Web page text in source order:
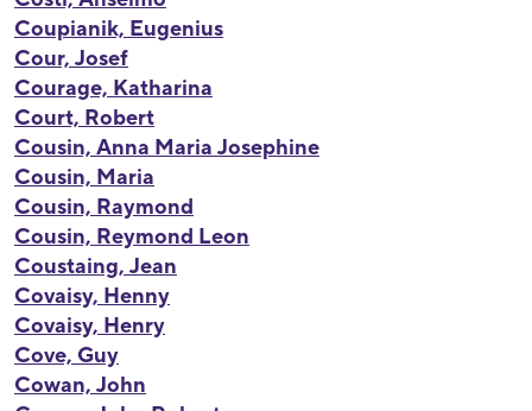
Coupianik, Eugenius
Cour, Josef
Courage, Katharina
Court, Robert
Cousin, Anna Maria Josephine
Cousin, Maria
Cousin, Raymond
Cousin, Reymond Leon
Coustaing, Jean
Covaisy, Henny
Covaisy, Henry
Cove, Guy
Cowan, John